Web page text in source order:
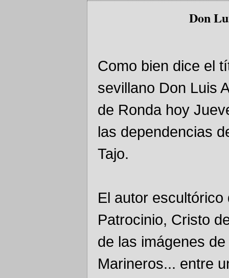
Don
Como bien dice el
sevillano Don Luis
de Ronda hoy
las dependencias
Tajo.
El autor escultórico
Patrocinio, Cristo
de las imágenes
Marineros... entre